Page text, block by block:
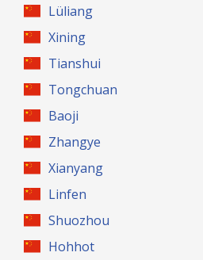
Lüliang
Xining
Tianshui
Tongchuan
Baoji
Zhangye
Xianyang
Linfen
Shuozhou
Hohhot